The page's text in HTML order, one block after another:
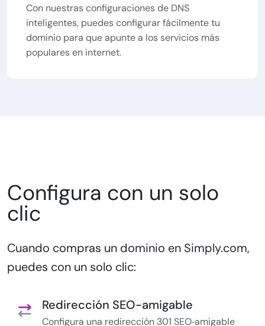
Con nuestras configuraciones de DNS
inteligentes, puedes configurar fácilmente tu
dominio para que apunte a los servicios más
populares en internet.
Configura con un solo
clic
Cuando compras un dominio en Simply.com,
puedes con un solo clic:
Redirección SEO-amigable
Configura una redirección 301 SEO‑amigable